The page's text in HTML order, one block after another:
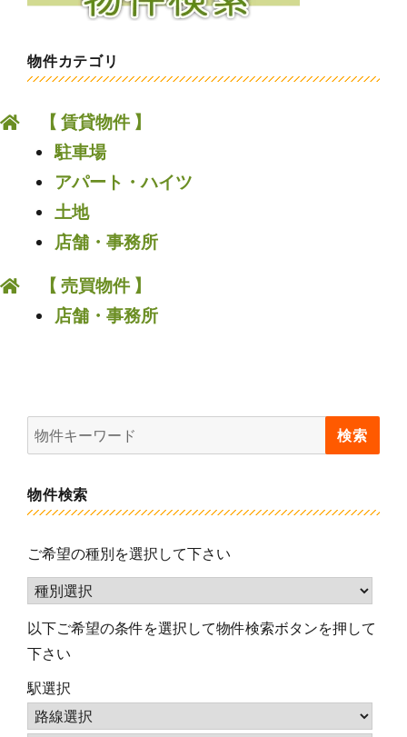
物件カテゴリ
【 賃貸物件 】
駐車場
アパート・ハイツ
土地
店舗・事務所
【 売買物件 】
店舗・事務所
物件検索
ご希望の種別を選択して下さい
以下ご希望の条件を選択して物件検索ボタンを押して
下さい
駅選択